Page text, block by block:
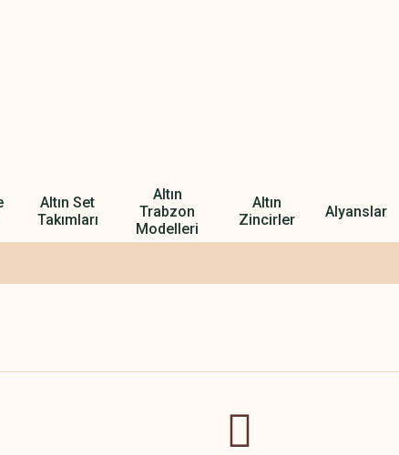
Altın Set
Takımları
Altın
Trabzon
Modelleri
Altın
Zincirler
Alyanslar